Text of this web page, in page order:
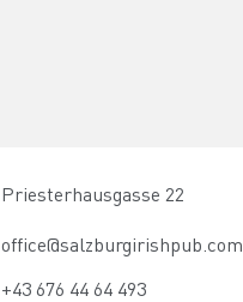
Priesterhausgasse 22
office@salzburgirishpub.com
+43 676 44 64 493